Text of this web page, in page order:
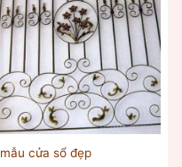
mẫu cửa sổ đẹp